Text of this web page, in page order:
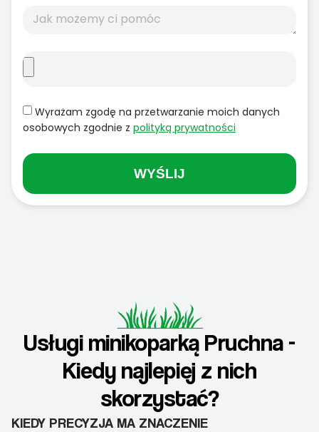
Wyrażam zgodę na przetwarzanie moich danych
osobowych zgodnie z polityką prywatności
WYŚLIJ
Usługi minikoparką Pruchna -
Kiedy najlepiej z nich
skorzystać?
KIEDY PRECYZJA MA ZNACZENIE